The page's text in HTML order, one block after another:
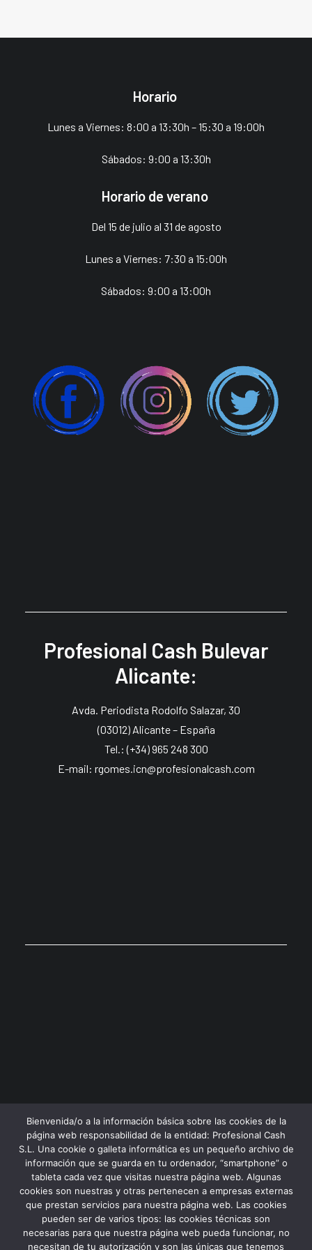
Horario
Lunes a Viernes: 8:00 a 13:30h – 15:30 a 19:00h
Sábados: 9:00 a 13:30h
Horario de verano
Del 15 de julio al 31 de agosto
Lunes a Viernes: 7:30 a 15:00h
Sábados: 9:00 a 13:00h
Profesional Cash Bulevar
Alicante:
Avda. Periodista Rodolfo Salazar, 30
(03012) Alicante – España
Tel.: (+34) 965 248 300
E-mail: rgomes.icn@profesionalcash.com
Profesional Cash Murcia:
Bienvenida/o a la información básica sobre las cookies de la
página web responsabilidad de la entidad: Profesional Cash
S.L. Una cookie o galleta informática es un pequeño archivo de
información que se guarda en tu ordenador, “smartphone” o
tableta cada vez que visitas nuestra página web. Algunas
cookies son nuestras y otras pertenecen a empresas externas
que prestan servicios para nuestra página web. Las cookies
pueden ser de varios tipos: las cookies técnicas son
necesarias para que nuestra página web pueda funcionar, no
necesitan de tu autorización y son las únicas que tenemos